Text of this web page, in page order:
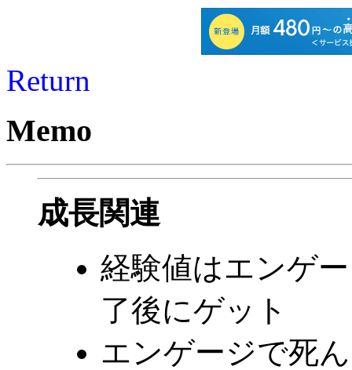
Return
Memo
成長関連
経験値はエンゲ
了後にゲット
エンゲージで死